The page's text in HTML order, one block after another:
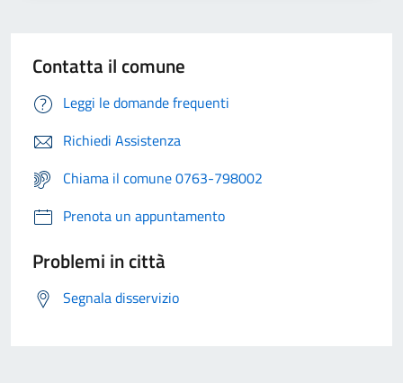
Contatta il comune
Leggi le domande frequenti
Richiedi Assistenza
Chiama il comune 0763-798002
Prenota un appuntamento
Problemi in città
Segnala disservizio